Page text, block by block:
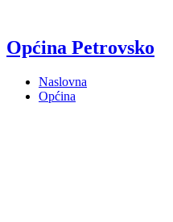
Općina Petrovsko
Naslovna
Općina